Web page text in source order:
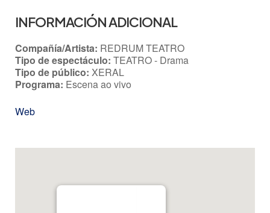
INFORMACIÓN ADICIONAL
Compañía/Artista: REDRUM TEATRO
Tipo de espectáculo: TEATRO - Drama
Tipo de público: XERAL
Programa: Escena ao vivo
Web